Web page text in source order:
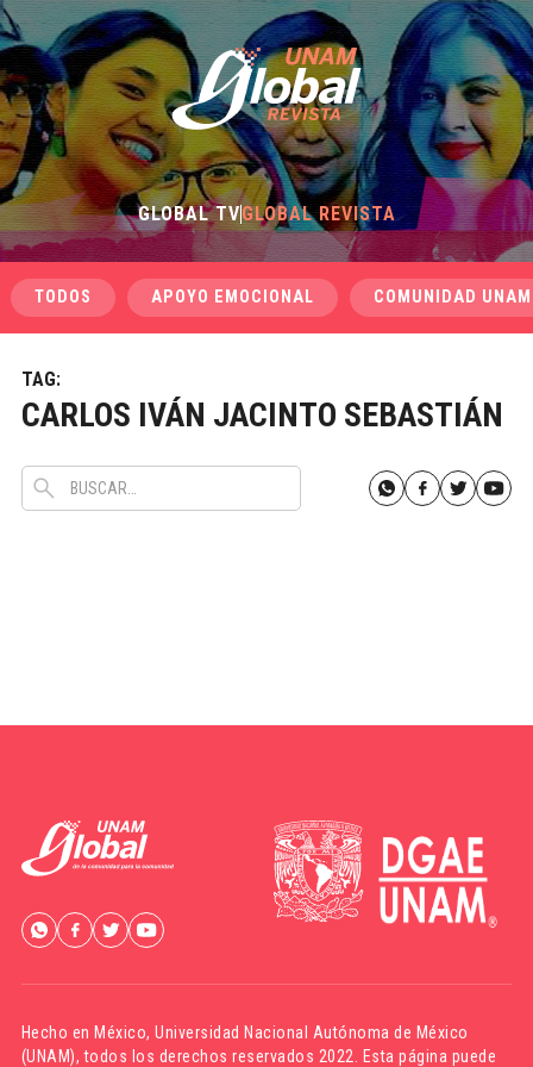
GLOBAL TVGLOBAL REVISTA
TODOS APOYO EMOCIONAL COMUNIDAD UNAM
TAG:
CARLOS IVÁN JACINTO SEBASTIÁN
Hecho en México,Universidad Nacional Autónoma de México
(UNAM), todos los derechos reservados 2022. Esta página puede